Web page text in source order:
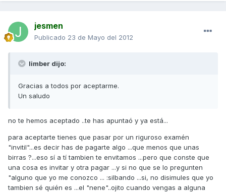
jesmen
Publicado 23 de Mayo del 2012
limber dijo:
Gracias a todos por aceptarme.
Un saludo
no te hemos aceptado ..te has apuntaó y ya está...
para aceptarte tienes que pasar por un riguroso examén
"invitil"...es decir has de pagarte algo ...que menos que unas
birras ?...eso sí a tí tambien te envitamos ...pero que conste que
una cosa es invitar y otra pagar ...y si no que se lo pregunten
"alguno que yo me conozco ... :silbando ...si, no disimules que yo
tambien sé quién es ...el "nene"..ojito cuando vengas a alguna